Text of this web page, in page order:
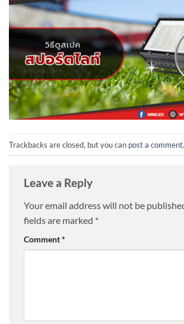
Trackbacks are closed, but you can post a comment.
Leave a Reply
Your email address will not be
fields are marked *
Comment*